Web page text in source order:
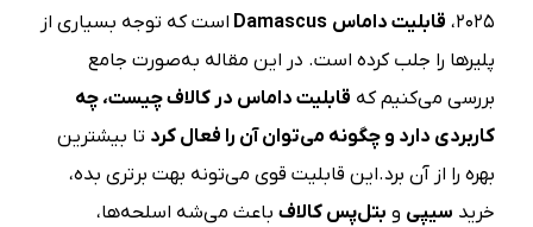
۲۰۲۵، قابلیت داماس Damascus است که توجه بسیاری از
پلیرها را جلب کرده است. در این مقاله به‌صورت جامع
بررسی می‌کنیم که قابلیت داماس در کالاف چیست، چه
کاربردی دارد و چگونه می‌توان آن را فعال کرد تا بیشترین
بهره را از آن برد.این قابلیت قوی می‌تونه بهت برتری بده،
خرید سیپی و بتل‌پس کالاف باعث می‌شه اسلحه‌ها،